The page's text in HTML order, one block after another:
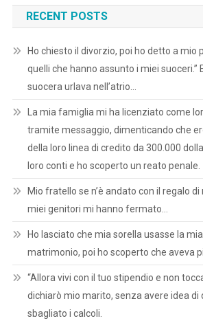
RECENT POSTS
Ho chiesto il divorzio, poi ho detto a mio
quelli che hanno assunto i miei suoceri.”
suocera urlava nell’atrio…
La mia famiglia mi ha licenziato come
tramite messaggio, dimenticando che
della loro linea di credito da 300.000
loro conti e ho scoperto un reato penale.
Mio fratello se n’è andato con il regalo
miei genitori mi hanno fermato…
Ho lasciato che mia sorella usasse la
matrimonio, poi ho scoperto che aveva
“Allora vivi con il tuo stipendio e non
dichiarò mio marito, senza avere idea di
sbagliato i calcoli.